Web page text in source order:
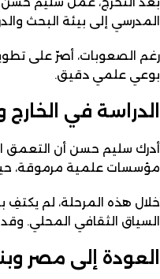
المدرسي إلى بيئة البحث
رغم الصعوبات، أصرّ على
بوعي علمي دقيق.
الدراسة في
أدرك سليم حسن أن التعمق
مؤسسات علمية مرموقة، حيث
خلال هذه المرحلة، لم يكتفِ
السياق الثقافي المحلي.
العودة إلى مصر